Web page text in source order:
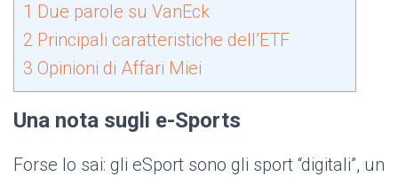
1 Due parole su VanEck
2 Principali caratteristiche dell’ETF
3 Opinioni di Affari Miei
Una nota sugli e-Sports
Forse lo sai: gli eSport sono gli sport “digitali”, un